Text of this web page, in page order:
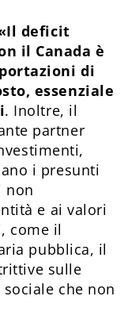
deficit
il Canada è
di
essenziale
. Inoltre, il
partner
i presunti
non
e ai valori
come il
pubblica, il
sulle
che non